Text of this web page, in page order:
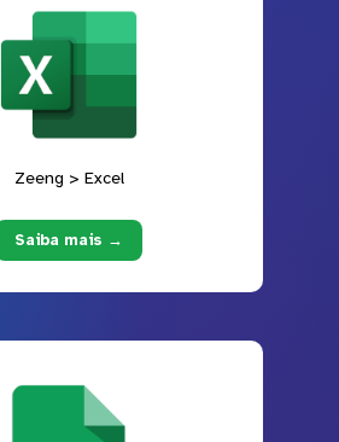
Zeeng > Excel
Saiba mais →